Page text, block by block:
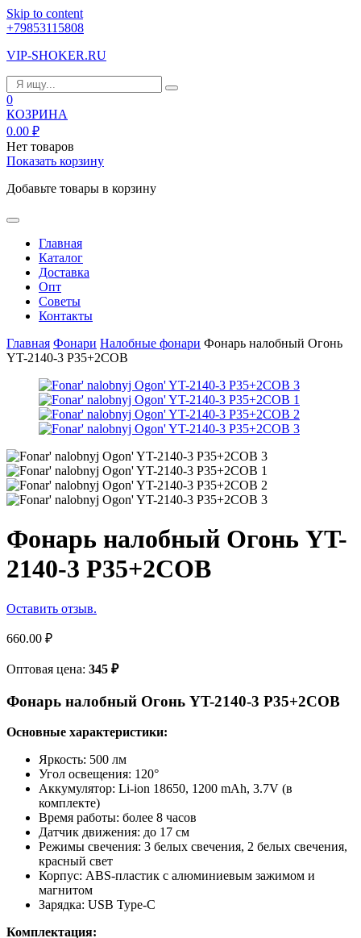
Skip to content
+79853115808
VIP-SHOKER.RU
0
КОЗРИНА
0.00 ₽
Нет товаров
Показать корзину
Добавьте товары в корзину
Главная
Каталог
Доставка
Опт
Советы
Контакты
Главная Фонари Налобные фонари Фонарь налобный Огонь
YT-2140-3 P35+2COB
Фонарь налобный Огонь YT-
2140-3 P35+2COB
Оставить отзыв.
660.00 ₽
Оптовая цена: 345 ₽
Фонарь налобный Огонь YT-2140-3 P35+2COB
Основные характеристики:
Яркость: 500 лм
Угол освещения: 120°
Аккумулятор: Li-ion 18650, 1200 mAh, 3.7V (в
комплекте)
Время работы: более 8 часов
Датчик движения: до 17 см
Режимы свечения: 3 белых свечения, 2 белых свечения,
красный свет
Корпус: ABS-пластик с алюминиевым зажимом и
магнитом
Зарядка: USB Type-C
Комплектация: